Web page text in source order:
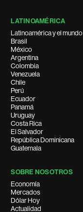
LATINOAMÉRICA
Latinoamérica y el mundo
Brasil
México
Argentina
Colombia
Venezuela
Chile
Perú
Ecuador
Panamá
Uruguay
Costa Rica
El Salvador
República Dominicana
Guatemala
SOBRE NOSOTROS
Economía
Mercados
Dólar Hoy
Actualidad